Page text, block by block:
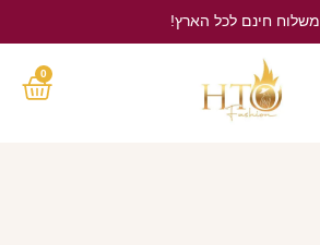
משלוח חינם לכל הארץ!
0